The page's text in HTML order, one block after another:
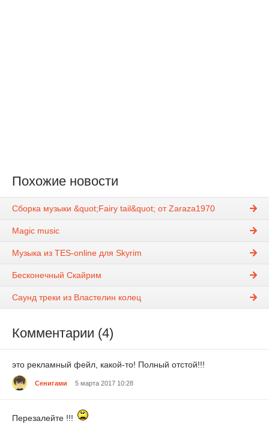
Похожие новости
Сборка музыки &quot;Fairy tail&quot; от Zaraza1970
Magic music
Музыка из TES-online для Skyrim
Бесконечный Скайрим
Саунд треки из Властелин колец
Комментарии (4)
это рекламный фейл, какой-то! Полный отстой!!!
Сенигами 5 марта 2017 10:28
Перезалейте !!!